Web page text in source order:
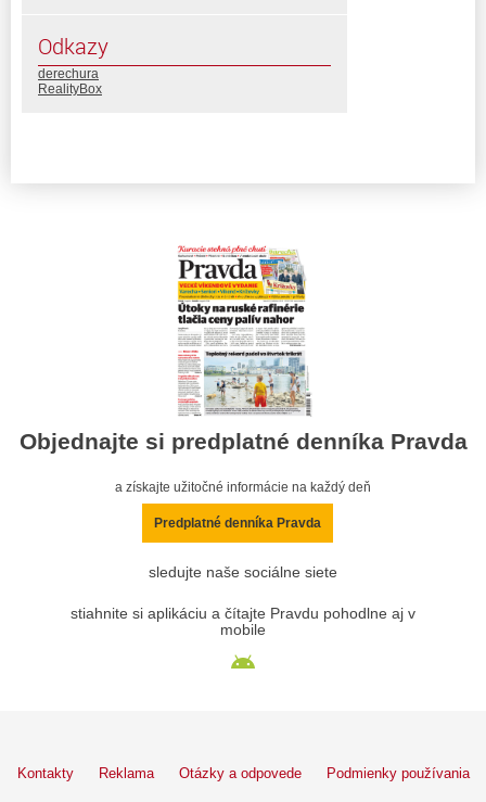
Odkazy
derechura
RealityBox
Objednajte si predplatné denníka Pravda
a získajte užitočné informácie na každý deň
Predplatné denníka Pravda
sledujte naše sociálne siete
stiahnite si aplikáciu a čítajte Pravdu pohodlne aj v
mobile
Kontakty Reklama Otázky a odpovede Podmienky používania